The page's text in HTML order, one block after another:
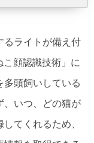
るライトが備え付
顔認識技術」に
多頭飼いしている
、いつ、どの猫が
てくれるため、